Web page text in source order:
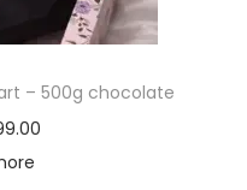
– 500g chocolate